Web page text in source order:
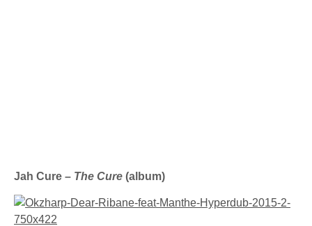
Jah Cure – The Cure (album)